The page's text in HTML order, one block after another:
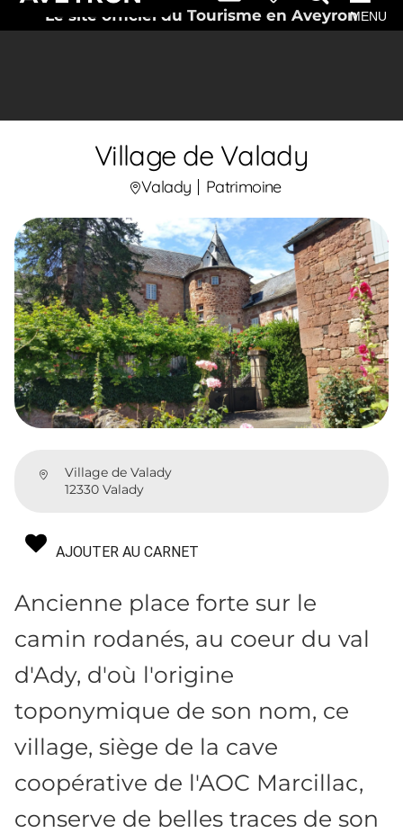
Le site officiel du Tourisme en AveyronMENU
Village de Valady
Valady Patrimoine
Village de Valady
12330 Valady
AJOUTER AU CARNET
Ancienne place forte sur le
camin rodanés, au coeur du val
d'Ady, d'où l'origine
toponymique de son nom, ce
village, siège de la cave
coopérative de l'AOC Marcillac,
conserve de belles traces de son